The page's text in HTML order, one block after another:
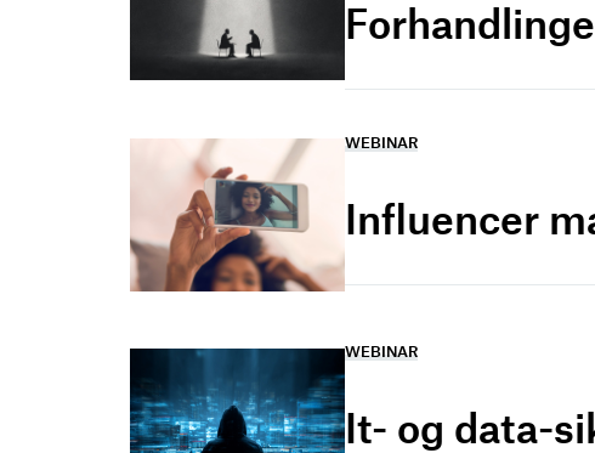
WEBINAR
Influencer
WEBINAR
It- og data-